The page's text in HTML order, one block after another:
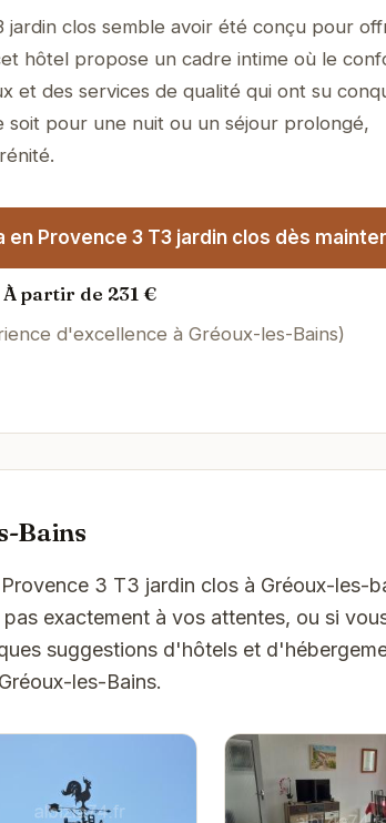
jardin clos semble avoir été conçu pour
hôtel propose un cadre intime où le
et des services de qualité qui ont su
pour une nuit ou un séjour prolongé,
en Provence 3 T3 jardin clos dès
À partir de 231 €
d'excellence à Gréoux-les-Bains)
Bains
3 T3 jardin clos à Gréoux-les-
exactement à vos attentes, ou si
suggestions d'hôtels et
Gréoux-les-Bains.